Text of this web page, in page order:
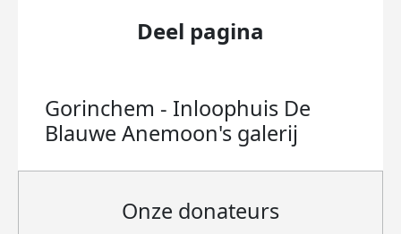
Deel pagina
Gorinchem - Inloophuis De
Blauwe Anemoon's galerij
Onze donateurs